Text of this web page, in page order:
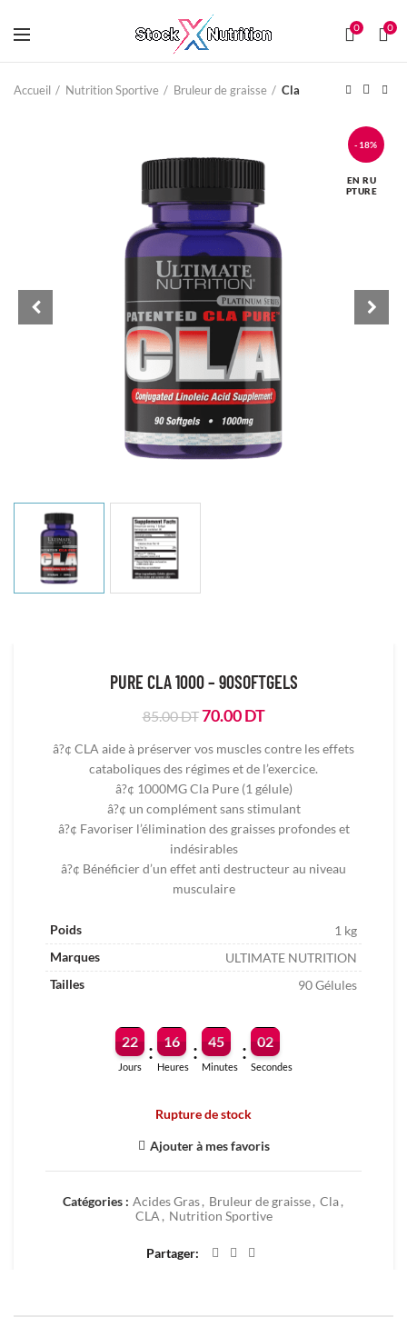
0 0
Accueil Nutrition Sportive Bruleur de graisse Cla
-18%
EN RU
PTURE
PURE CLA 1000 – 90SOFTGELS
85.00DTLe
initial
était :
85.00
DT.
70.00DTLe
actuel
est :
70.00
DT.
â?¢ CLA aide à préserver vos muscles contre les effets
cataboliques des régimes et de l’exercice.
â?¢ 1000MG Cla Pure (1 gélule)
â?¢ un complément sans stimulant
â?¢ Favoriser l’élimination des graisses profondes et
indésirables
â?¢ Bénéficier d’un effet anti destructeur au niveau
musculaire
Poids
1 kg
Marques
ULTIMATE NUTRITION
Tailles
90 Gélules
22
Jours
: 16
Heures
: 45
Minutes
: 02
Secondes
Rupture de stock
Ajouter à mes favoris
Catégories : Acides Gras, Bruleur de graisse, Cla,
CLA , Nutrition Sportive
Partager